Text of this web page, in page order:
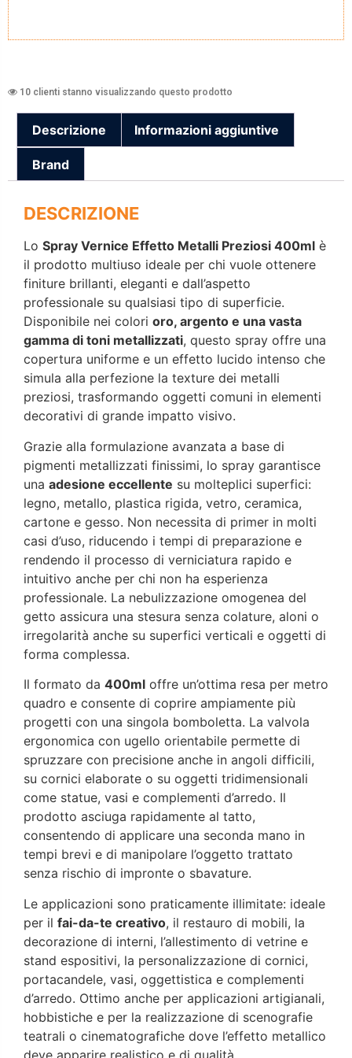
10 clienti stanno visualizzando questo prodotto
Descrizione Informazioni aggiuntive
Brand
DESCRIZIONE
Lo Spray Vernice Effetto Metalli Preziosi 400ml è
il prodotto multiuso ideale per chi vuole ottenere
finiture brillanti, eleganti e dall’aspetto
professionale su qualsiasi tipo di superficie.
Disponibile nei colori oro, argento e una vasta
gamma di toni metallizzati, questo spray offre una
copertura uniforme e un effetto lucido intenso che
simula alla perfezione la texture dei metalli
preziosi, trasformando oggetti comuni in elementi
decorativi di grande impatto visivo.
Grazie alla formulazione avanzata a base di
pigmenti metallizzati finissimi, lo spray garantisce
una adesione eccellente su molteplici superfici:
legno, metallo, plastica rigida, vetro, ceramica,
cartone e gesso. Non necessita di primer in molti
casi d’uso, riducendo i tempi di preparazione e
rendendo il processo di verniciatura rapido e
intuitivo anche per chi non ha esperienza
professionale. La nebulizzazione omogenea del
getto assicura una stesura senza colature, aloni o
irregolarità anche su superfici verticali e oggetti di
forma complessa.
Il formato da 400ml offre un’ottima resa per metro
quadro e consente di coprire ampiamente più
progetti con una singola bomboletta. La valvola
ergonomica con ugello orientabile permette di
spruzzare con precisione anche in angoli difficili,
su cornici elaborate o su oggetti tridimensionali
come statue, vasi e complementi d’arredo. Il
prodotto asciuga rapidamente al tatto,
consentendo di applicare una seconda mano in
tempi brevi e di manipolare l’oggetto trattato
senza rischio di impronte o sbavature.
Le applicazioni sono praticamente illimitate: ideale
per il fai-da-te creativo, il restauro di mobili, la
decorazione di interni, l’allestimento di vetrine e
stand espositivi, la personalizzazione di cornici,
portacandele, vasi, oggettistica e complementi
d’arredo. Ottimo anche per applicazioni artigianali,
hobbistiche e per la realizzazione di scenografie
teatrali o cinematografiche dove l’effetto metallico
deve apparire realistico e di qualità.